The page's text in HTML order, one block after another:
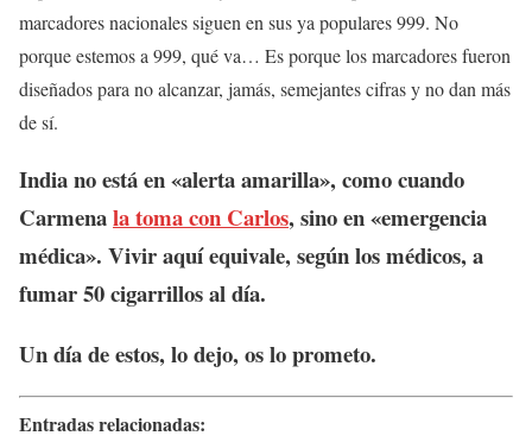
marcadores nacionales siguen en sus ya populares 999. No
porque estemos a 999, qué va… Es porque los marcadores fueron
diseñados para no alcanzar, jamás, semejantes cifras y no dan más
de sí.
India no está en «alerta amarilla», como cuando
Carmenala toma con Carlos, sino en «emergencia
médica». Vivir aquí equivale, según los médicos, a
fumar 50 cigarrillos al día.
Un día de estos, lo dejo, os lo prometo.
Entradas relacionadas: